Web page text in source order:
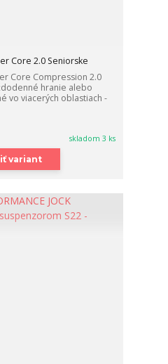
Core 2.0 Seniorske
Core Compression 2.0
hranie alebo
vo viacerých oblastiach -
skladom 3 ks
variant